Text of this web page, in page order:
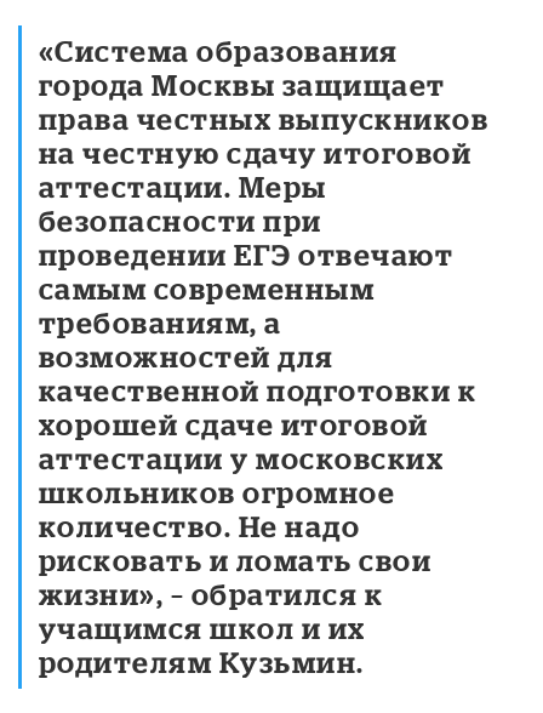
«Система образования
города Москвы защищает
права честных выпускников
на честную сдачу итоговой
аттестации. Меры
безопасности при
проведении ЕГЭ отвечают
самым современным
требованиям, а
возможностей для
качественной подготовки к
хорошей сдаче итоговой
аттестации у московских
школьников огромное
количество. Не надо
рисковать и ломать свои
жизни», – обратился к
учащимся школ и их
родителям Кузьмин.